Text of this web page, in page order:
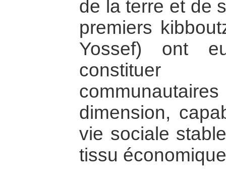
de la terre et de
premiers
Yossef) ont
dimension,
vie sociale
tissu